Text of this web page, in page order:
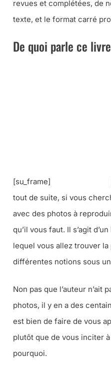
revues et complétées, de
texte, et le format carré
De quoi parle ce
[su_frame]
tout de suite, si vous
avec des photos à
qu’il vous faut. Il s’agit
lequel vous allez trouver
différentes notions sous
Non pas que l’auteur n’ait
photos, il y en a des
est bien de faire de vous
plutôt que de vous inciter
pourquoi.